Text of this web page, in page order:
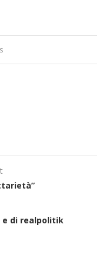
e di realpolitik